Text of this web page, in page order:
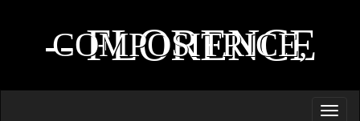
-- FLORENCE
NAPRIX --
COMPOSITRICE,
INTERPRETE